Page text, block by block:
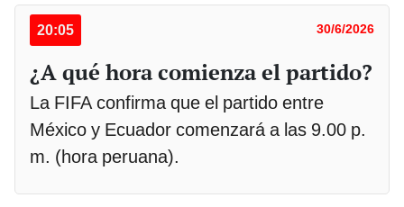
20:05 30/6/2026
¿A qué hora comienza el partido?
La FIFA confirma que el partido entre
México y Ecuador comenzará a las 9.00 p.
m. (hora peruana).